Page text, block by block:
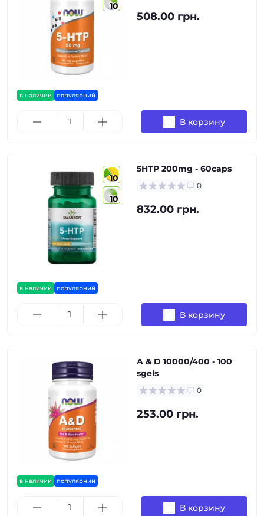
10
в наличии популярний
508.00 грн.
В корзину
10
10
в наличии популярний
5HTP 200mg - 60caps
0
832.00 грн.
В корзину
в наличии популярний
A & D 10000/400 - 100
sgels
0
253.00 грн.
В корзину